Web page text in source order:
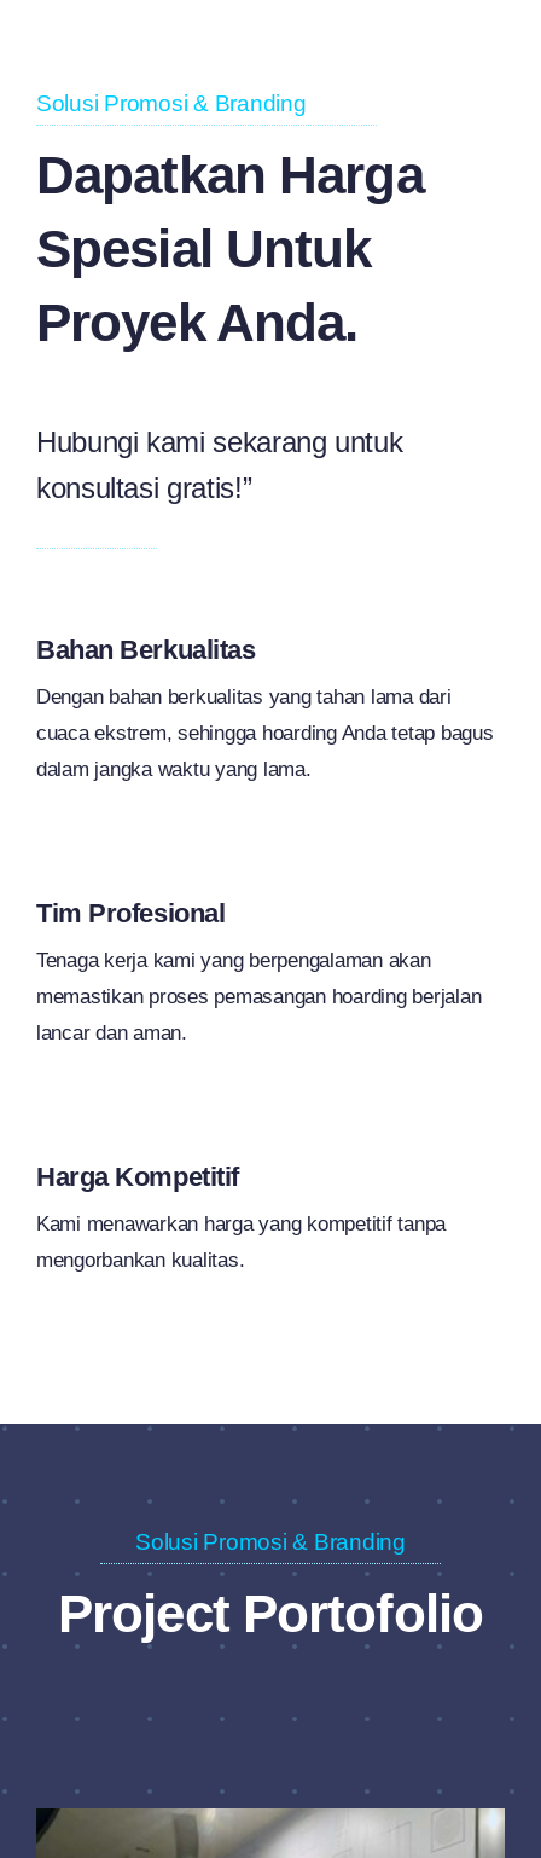
Solusi Promosi & Branding
Dapatkan Harga
Spesial Untuk
Proyek Anda.
Hubungi kami sekarang untuk
konsultasi gratis!”
Bahan Berkualitas
Dengan bahan berkualitas yang tahan lama dari
cuaca ekstrem, sehingga hoarding Anda tetap bagus
dalam jangka waktu yang lama.
Tim Profesional
Tenaga kerja kami yang berpengalaman akan
memastikan proses pemasangan hoarding berjalan
lancar dan aman.
Harga Kompetitif
Kami menawarkan harga yang kompetitif tanpa
mengorbankan kualitas.
Solusi Promosi & Branding
Project Portofolio